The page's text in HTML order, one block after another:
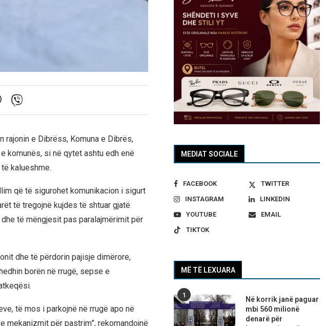
rajonin e Dibrëss, Komuna e Dibrës,
komunës, si në qytet ashtu edh enë
kalueshme.
që të sigurohet komunikacion i sigurt
të tregojnë kujdes të shtuar gjatë
të mëngjesit pas paralajmërimit për
dhe të përdorin pajisje dimërore,
borën në rrugë, sepse e
të mos i parkojnë në rrugë apo në
mekanizmit për pastrim”, rekomandojnë
MEDIAT SOCIALE
FACEBOOK
TWITTER
INSTAGRAM
LINKEDIN
YOUTUBE
EMAIL
TIKTOK
MË TË LEXUARA
1
Në korrik janë paguar
mbi 560 milionë
denarë për